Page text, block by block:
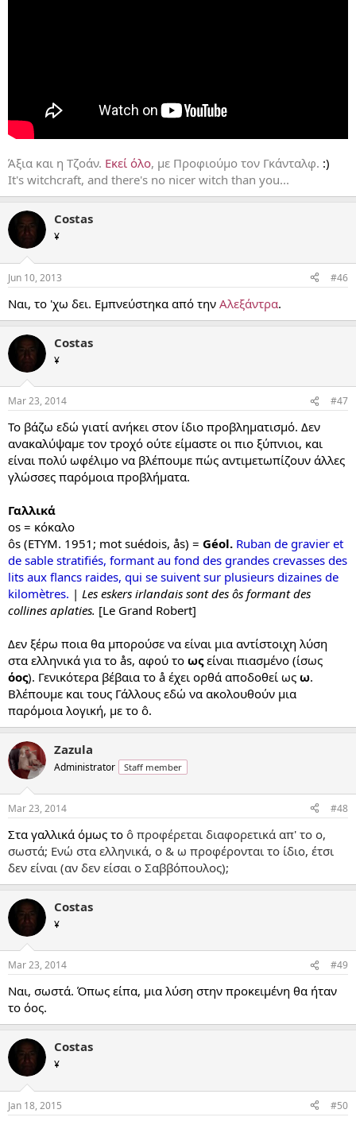
Άξια και η Τζοάν. Eκεί όλο, με Προφιούμο τον Γκάνταλφ. :)
It's witchcraft, and there's no nicer witch than you...
Costas
¥
Jun 10, 2013 #46
Ναι, το 'χω δει. Εμπνεύστηκα από την Αλεξάντρα.
Costas
¥
Mar 23, 2014 #47
Το βάζω εδώ γιατί ανήκει στον ίδιο προβληματισμό. Δεν
ανακαλύψαμε τον τροχό ούτε είμαστε οι πιο ξύπνιοι, και
είναι πολύ ωφέλιμο να βλέπουμε πώς αντιμετωπίζουν άλλες
γλώσσες παρόμοια προβλήματα.
Γαλλικά
os = κόκαλο
ôs (ETYM. 1951; mot suédois, ås) = Géol. Ruban de gravier et
de sable stratifiés, formant au fond des grandes crevasses des
lits aux flancs raides, qui se suivent sur plusieurs dizaines de
kilomètres. | Les eskers irlandais sont des ôs formant des
collines aplaties. [Le Grand Robert]
Δεν ξέρω ποια θα μπορούσε να είναι μια αντίστοιχη λύση
στα ελληνικά για το ås, αφού το ωςείναι πιασμένο (ίσως
όος). Γενικότερα βέβαια το å έχει ορθά αποδοθεί ως ω.
Βλέπουμε και τους Γάλλους εδώ να ακολουθούν μια
παρόμοια λογική, με το ô.
Zazula
Administrator Staff member
Mar 23, 2014 #48
Στα γαλλικά όμως το ô προφέρεται διαφορετικά απ' το ο,
σωστά; Ενώ στα ελληνικά, ο & ω προφέρονται το ίδιο, έτσι
δεν είναι (αν δεν είσαι ο Σαββόπουλος);
Costas
¥
Mar 23, 2014 #49
Ναι, σωστά. Όπως είπα, μια λύση στην προκειμένη θα ήταν
το όος.
Costas
¥
Jan 18, 2015 #50